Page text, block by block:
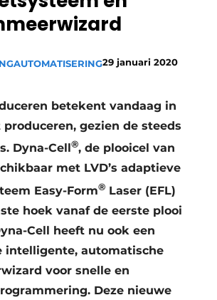
AUTOMATISERING29 januari 2020
betekent vandaag in
gezien de steeds
Dyna-Cell®, de plooicel van
met LVD’s adaptieve
Easy-Form® Laser (EFL)
hoek vanaf de eerste plooi
Cell heeft nu ook een
intelligente, automatische
voor snelle en
Deze nieuwe